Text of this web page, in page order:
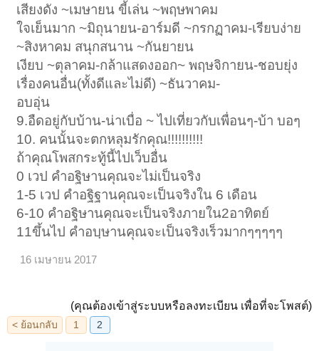
เสียงดัง ~เมษายน ขี้เล่น ~พฤษพาคม
ใจเย็นมาก ~มิถุนายน-อาร์มดี ~กรกฏาคม-เรียบง่าย
~สิงหาคม สนุกสนาน ~กันยายน
เงียบ ~ตุลาคม-กล้าแสดงออก~ พฤษจิกายน-ชอบยุ่ง
เรื่องคนอื่น(ทั้งดีและไม่ดี) ~ธันวาคม-
อบอุ่น
9.อืดอยู่กับบ้าน-น่าเบื่อ ~ ไปเที่ยวกับเพื่อนๆ-บ้า บอๆ
10. คนนั้นจะตกหลุมรักคุณ!!!!!!!!!!
ถ้าคุณโพสกระทู้นี้ไปเว็บอื่น
0 เวป คำอฐิษานคุณจะไม่เป็นจริง
1-5 เวป คำอฐิฐานคุณจะเป็นจริงใน 6 เดือน
6-10 คำอฐิษานคุณจะเป็นจริงภายใน2อาทิตย์
11ขึ้นไป คำอบฺษานคุณจะเป็นจริงเร็วมากๆๆๆๆๆ
16 เมษายน 2017
(คุณต้องเข้าสู่ระบบหรือลงทะเบียน เพื่อที่จะโพสต์)